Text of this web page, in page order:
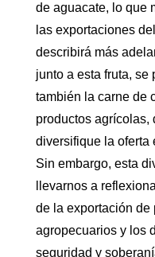
de aguacate, lo que
las exportaciones
describirá más
junto a esta fruta, se
también la carne de
productos agrícolas,
diversifique la oferta
Sin embargo, esta
llevarnos a
de la exportación de
agropecuarios y los
seguridad y